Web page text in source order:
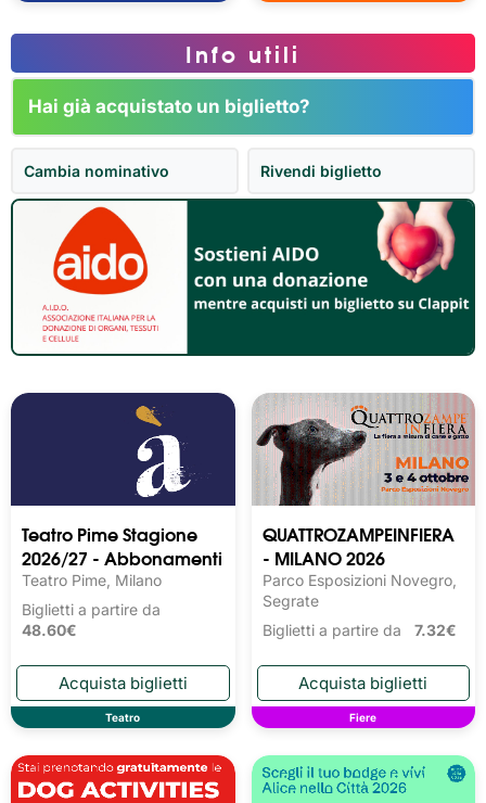
Teatro Pime Stagione
2026/27 - Abbonamenti
Teatro Pime, Milano
Biglietti a partire da
48.60€
Teatro
QUATTROZAMPEINFIERA
- MILANO 2026
Parco Esposizioni Novegro,
Segrate
Biglietti a partire da 7.32€
Fiere
Info utili
Hai già acquistato un biglietto?
Cambia nominativo Rivendi biglietto